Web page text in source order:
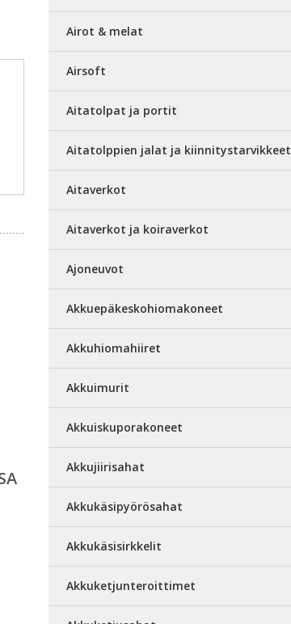
Airot & melat
Airsoft
Aitatolpat ja portit
Aitatolppien jalat ja kiinnitystarvikkeet
Aitaverkot
Aitaverkot ja koiraverkot
Ajoneuvot
Akkuepäkeskohiomakoneet
Akkuhiomahiiret
Akkuimurit
Akkuiskuporakoneet
Akkujiirisahat
Akkukäsipyörösahat
Akkukäsisirkkelit
Akkuketjunteroittimet